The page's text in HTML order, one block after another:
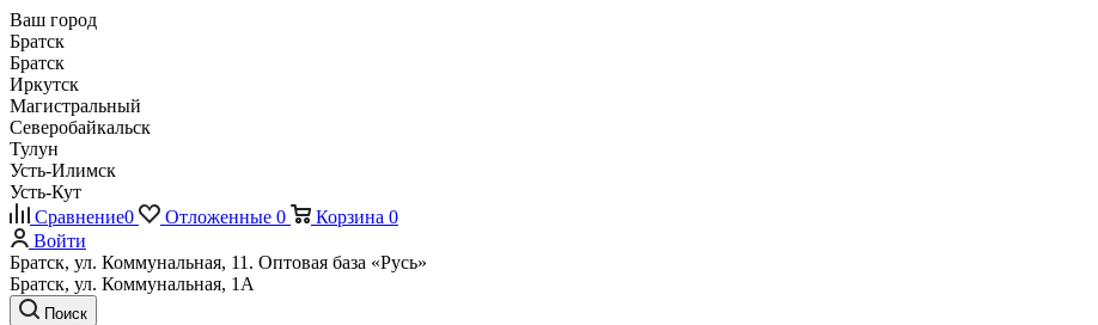
Ваш город
Братск
Братск
Иркутск
Магистральный
Северобайкальск
Тулун
Усть-Илимск
Усть-Кут
Сравнение0 Отложенные 0 Корзина 0
Войти
Братск, ул. Коммунальная, 11. Оптовая база «Русь»
Братск, ул. Коммунальная, 1А
Поиск